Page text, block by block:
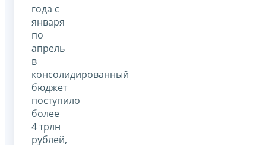
года с
января
по
апрель
в
консолидированный
бюджет
поступило
более
4 трлн
рублей,